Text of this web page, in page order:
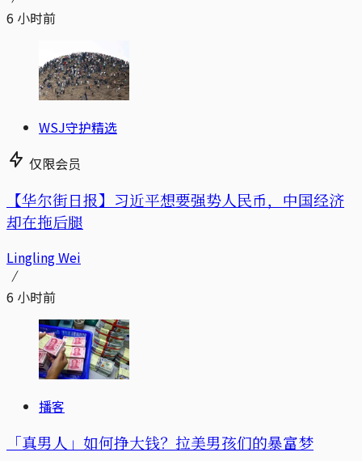
6 小时前
WSJ守护精选
仅限会员
【华尔街日报】习近平想要强势人民币，中国经济
却在拖后腿
Lingling Wei
6 小时前
播客
「真男人」如何挣大钱？拉美男孩们的暴富梦